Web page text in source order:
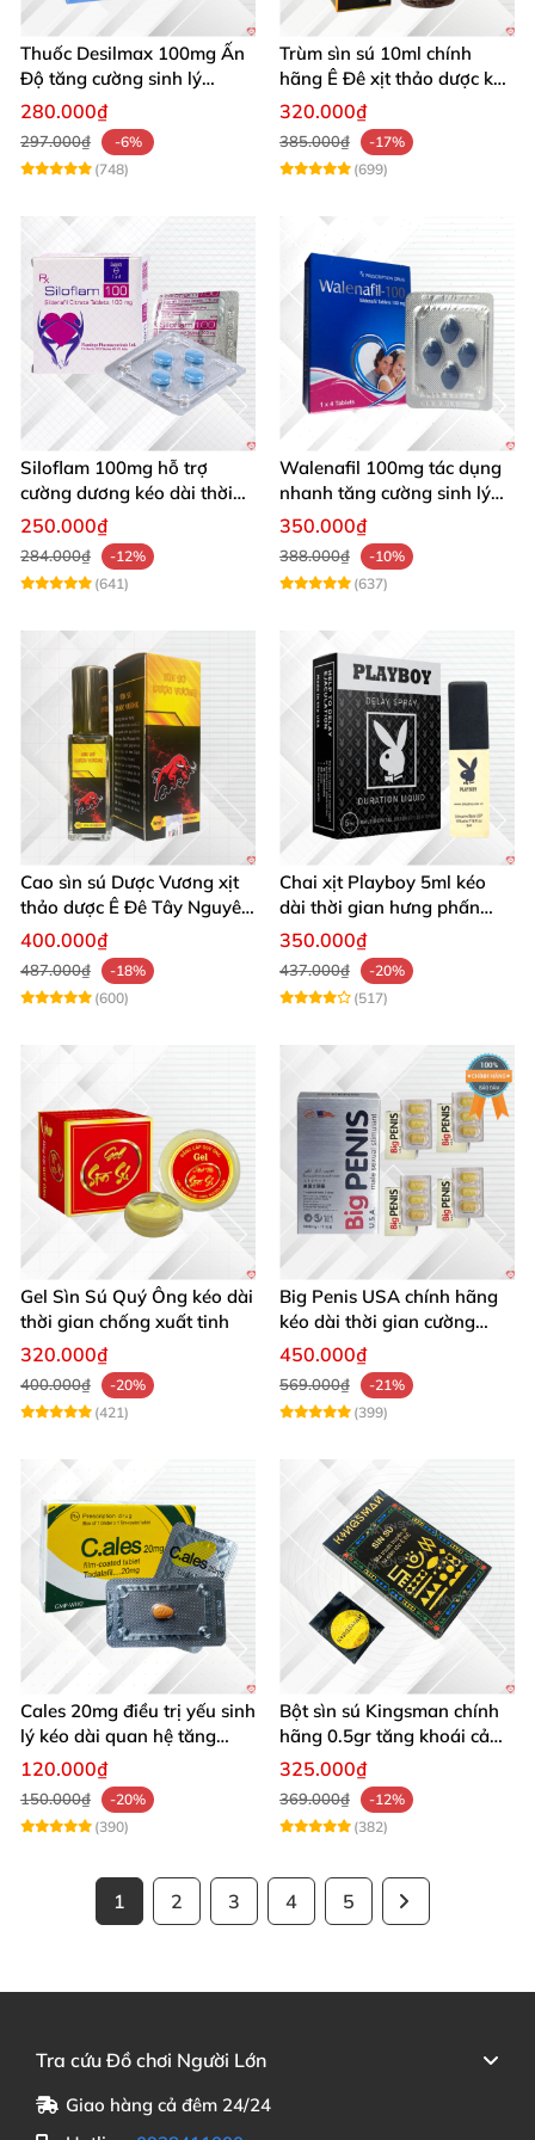
Thuốc Desilmax 100mg Ấn
Độ tăng cường sinh lý
cường dương hiệu quả
280.000₫
297.000₫
-6%
(748)
Trùm sìn sú 10ml chính
hãng Ê Đê xịt thảo dược kéo
dài quan hệ
320.000₫
385.000₫
-17%
(699)
Siloflam 100mg hỗ trợ
cường dương kéo dài thời
gian xuất tinh sớm Nam giới
250.000₫
284.000₫
-12%
(641)
Walenafil 100mg tác dụng
nhanh tăng cường sinh lý
chống xuất tinh sớm
350.000₫
388.000₫
-10%
(637)
Cao sìn sú Dược Vương xịt
thảo dược Ê Đê Tây Nguyên
chuẩn chính hãng kích thích
400.000₫
487.000₫
-18%
(600)
Chai xịt Playboy 5ml kéo
dài thời gian hưng phấn
mạnh mẽ
350.000₫
437.000₫
-20%
(517)
Gel Sìn Sú Quý Ông kéo dài
thời gian chống xuất tinh
320.000₫
400.000₫
-20%
(421)
Big Penis USA chính hãng
kéo dài thời gian cường
dương chống xuất tinh sớm
hộp 12 viên
450.000₫
569.000₫
-21%
(399)
Cales 20mg điều trị yếu sinh
lý kéo dài quan hệ tăng
cường cương dương
120.000₫
150.000₫
-20%
(390)
Bột sìn sú Kingsman chính
hãng 0.5gr tăng khoái cảm
kéo dài
325.000₫
369.000₫
-12%
(382)
1 2 3 4 5
Tra cứu Đồ chơi Người Lớn
Giao hàng cả đêm 24/24